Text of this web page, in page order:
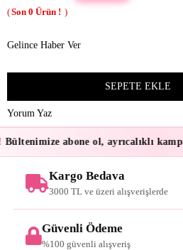
0
Gelince Haber Ver
Yorum Yaz
abone ol, ayrıcalıklı
Kargo Bedava
3000 TL ve üzeri alışverişlerde
Güvenli Ödeme
%100 güvenli alışveriş